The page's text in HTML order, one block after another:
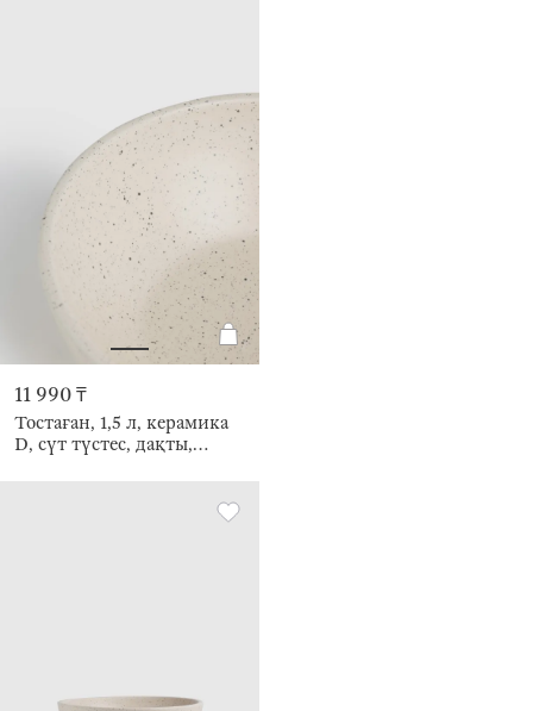
11 990 ₸
Тостаған, 1,5 л, керамика
D, сүт түстес, дақты,